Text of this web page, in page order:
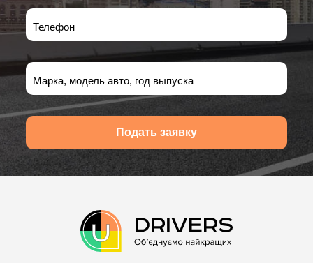
Телефон
Марка, модель авто, год выпуска
Подать заявку